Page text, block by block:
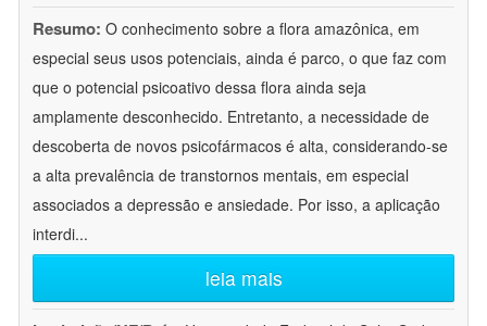
Resumo: O conhecimento sobre a flora amazônica, em
especial seus usos potenciais, ainda é parco, o que faz com
que o potencial psicoativo dessa flora ainda seja
amplamente desconhecido. Entretanto, a necessidade de
descoberta de novos psicofármacos é alta, considerando-se
a alta prevalência de transtornos mentais, em especial
associados a depressão e ansiedade. Por isso, a aplicação
interdi...
leia mais